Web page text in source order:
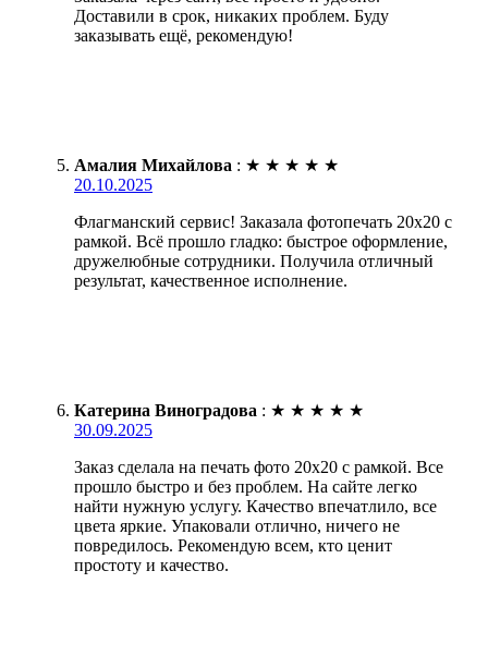
Доставили в срок, никаких проблем. Буду
заказывать ещё, рекомендую!
Амалия Михайлова : ★ ★ ★ ★ ★
20.10.2025
Флагманский сервис! Заказала фотопечать 20х20 с
рамкой. Всё прошло гладко: быстрое оформление,
дружелюбные сотрудники. Получила отличный
результат, качественное исполнение.
Катерина Виноградова : ★ ★ ★ ★ ★
30.09.2025
Заказ сделала на печать фото 20х20 с рамкой. Все
прошло быстро и без проблем. На сайте легко
найти нужную услугу. Качество впечатлило, все
цвета яркие. Упаковали отлично, ничего не
повредилось. Рекомендую всем, кто ценит
простоту и качество.